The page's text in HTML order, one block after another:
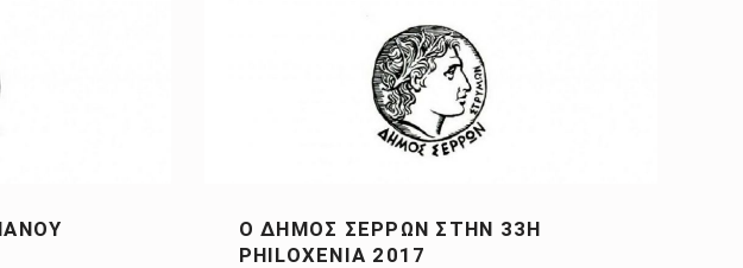
Ο ΔΗΜΟΣ ΣΕΡΡΩΝ ΣΤΗΝ 33Η
PHILOXENIA 2017